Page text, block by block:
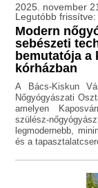
2025. november
Legutóbb
Modern
sebészeti
bemutatója a
kórházban
A Bács-Kiskun
Nőgyógyászati
amelyen
szülész-
legmodernebb,
és a